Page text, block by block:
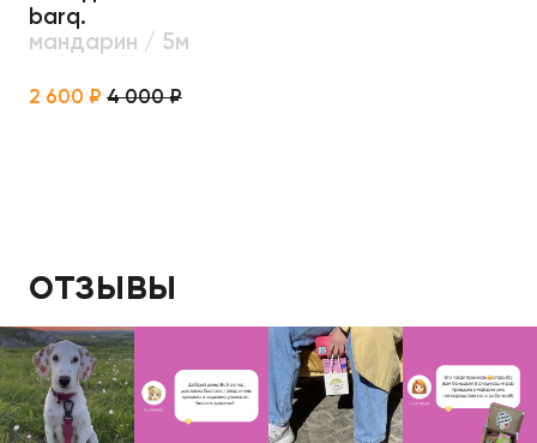
barq.
мандарин / 5м
2 600 ₽ 4 000 ₽
отзывы